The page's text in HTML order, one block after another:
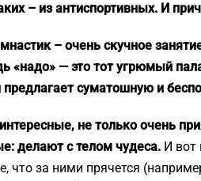
– из антиспортивных. И
– очень скучное
«надо» — это тот угрюмый
суматошную и
не только очень
делают с телом чудеса. И вот
что за ними прячется